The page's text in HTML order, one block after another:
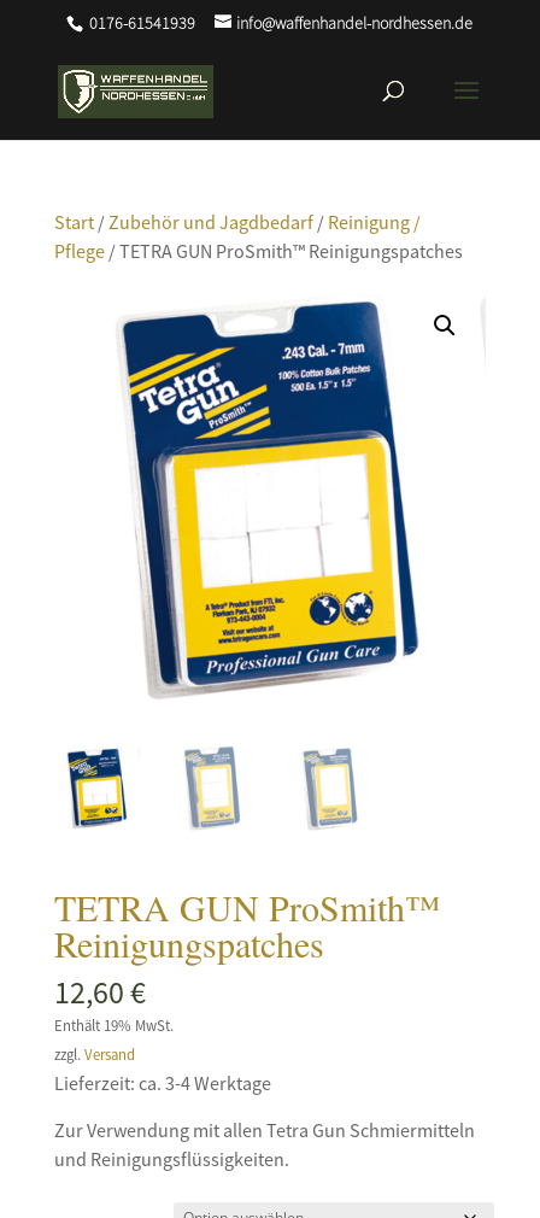
0176-61541939 info@waffenhandel-nordhessen.de
Start/Zubehör und Jagdbedarf/ Reinigung /
Pflege/ TETRA GUN ProSmith™ Reinigungspatches
TETRA GUN ProSmith™
Reinigungspatches
12,60€
Enthält 19% MwSt.
zzgl. Versand
Lieferzeit: ca. 3-4 Werktage
Zur Verwendung mit allen Tetra Gun Schmiermitteln
und Reinigungsflüssigkeiten.